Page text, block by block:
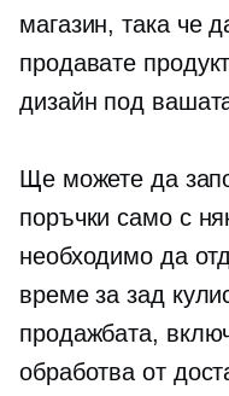
магазин, така че
продавате
дизайн под
Ще можете да
поръчки само с
необходимо да
време зазад
продажбата,
обработва от